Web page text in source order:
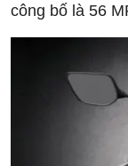
công bố là 56